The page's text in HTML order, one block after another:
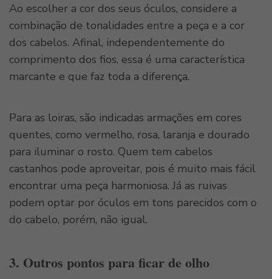
Ao escolher a cor dos seus óculos, considere a
combinação de tonalidades entre a peça e a cor
dos cabelos. Afinal, independentemente do
comprimento dos fios, essa é uma característica
marcante e que faz toda a diferença.
Para as loiras, são indicadas armações em cores
quentes, como vermelho, rosa, laranja e dourado
para iluminar o rosto. Quem tem cabelos
castanhos pode aproveitar, pois é muito mais fácil
encontrar uma peça harmoniosa. Já as ruivas
podem optar por óculos em tons parecidos com o
do cabelo, porém, não igual.
3. Outros pontos para ficar de olho